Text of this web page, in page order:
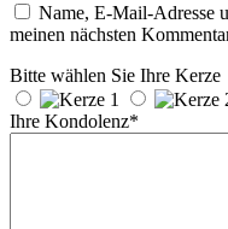
Name, E-Mail-Adresse
meinen nächsten
Bitte wählen Sie Ihre Kerze
Ihre Kondolenz*